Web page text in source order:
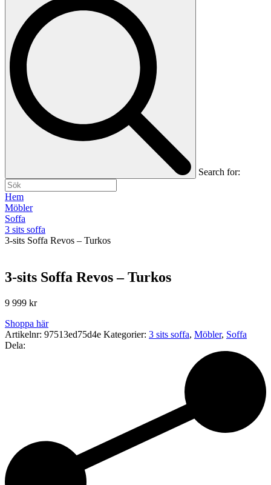
Search for:
Hem
Möbler
Soffa
3 sits soffa
3-sits Soffa Revos – Turkos
3-sits Soffa Revos – Turkos
9 999 kr
Shoppa här
Artikelnr: 97513ed75d4e Kategorier: 3 sits soffa, Möbler, Soffa
Dela: